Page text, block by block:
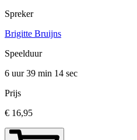
Spreker
Brigitte Bruijns
Speelduur
6 uur 39 min 14 sec
Prijs
€ 16,95